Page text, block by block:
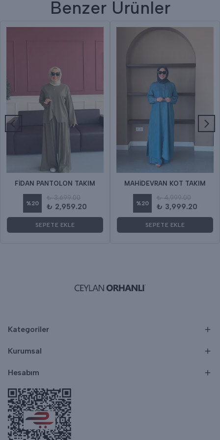
Benzer Ürünler
FİDAN PANTOLON TAKIM
%20
₺ 3,699.00
₺ 2,959.20
SEPETE EKLE
MAHİDEVRAN KOT TAKIM
%20
₺ 4,999.00
₺ 3,999.20
SEPETE EKLE
Kategoriler
Kurumsal
Hesabım